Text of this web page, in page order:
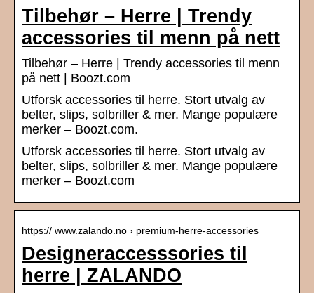
Tilbehør – Herre | Trendy
accessories til menn på nett
Tilbehør – Herre | Trendy accessories til menn
på nett | Boozt.com
Utforsk accessories til herre. Stort utvalg av
belter, slips, solbriller & mer. Mange populære
merker – Boozt.com.
Utforsk accessories til herre. Stort utvalg av
belter, slips, solbriller & mer. Mange populære
merker – Boozt.com
https:// www.zalando.no › premium-herre-accessories
Designeraccesssories til
herre | ZALANDO